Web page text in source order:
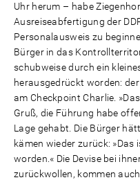
Uhr herum – habe
Ausreiseabfertigung der
Personalausweis zu
Bürger in das
schubweise durch ein
herausgedrückt worden:
am Checkpoint Charlie.
Gruß, die Führung habe
Lage gehabt. Die Bürger
kämen wieder zurück:
worden.« Die Devise bei
zurückwollen, kommen